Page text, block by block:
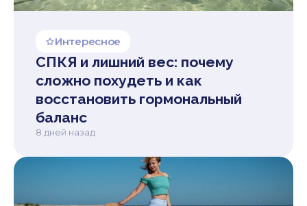
Интересное
СПКЯ и лишний вес: почему
сложно похудеть и как
восстановить гормональный
баланс
8 дней назад